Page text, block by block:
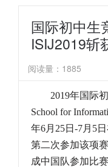
国际初中生
ISIJ2019斩
阅读量： 1885
2019年国际
School for
年6月 25日 -7月 5
第二次参加该项
成中国队参加比赛